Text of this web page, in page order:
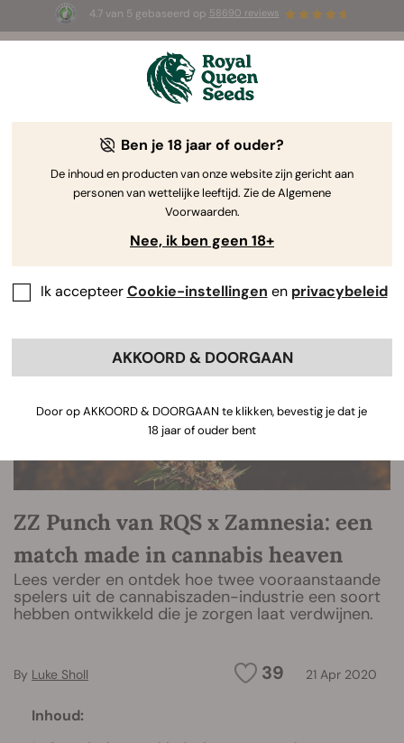
4.7 van 5 gebaseerd op 58690 reviews
☀️ Summer Sales: tot wel 50% korting
op geselecteerde producten! ⏤
The RQS Blog
Cannabis Lifestyle Blogs
ZZ Punch van RQS x Zamnesia: een
match made in cannabis heaven
Lees verder en ontdek hoe twee vooraanstaande
spelers uit de cannabiszaden-industrie een soort
hebben ontwikkeld die je zorgen laat verdwijnen.
39 21 Apr 2020
By Luke Sholl
Inhoud:
Ben je 18 jaar of ouder?
De inhoud en producten van onze website zijn gericht aan
personen van wettelijke leeftijd. Zie de Algemene
Voorwaarden.
Nee, ik ben geen 18+
Ik accepteerCookie-instellingen en privacybeleid
AKKOORD & DOORGAAN
Door op AKKOORD & DOORGAAN te klikken, bevestig je dat je
18 jaar of ouder bent